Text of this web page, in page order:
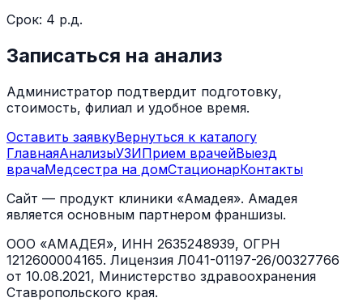
Срок: 4 р.д.
Записаться на анализ
Администратор подтвердит подготовку,
стоимость, филиал и удобное время.
Оставить заявкуВернуться к каталогу
ГлавнаяАнализыУЗИПрием врачейВыезд
врачаМедсестра на домСтационарКонтакты
Сайт — продукт клиники «Амадея». Амадея
является основным партнером франшизы.
ООО «АМАДЕЯ», ИНН 2635248939, ОГРН
1212600004165. Лицензия Л041-01197-26/00327766
от 10.08.2021, Министерство здравоохранения
Ставропольского края.